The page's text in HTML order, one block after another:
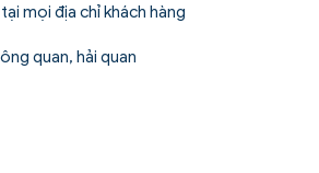
mọi địa chỉ khách hàng
quan, hải quan